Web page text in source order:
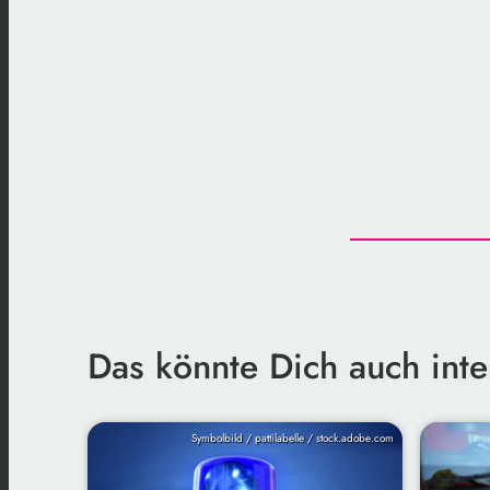
Das könnte Dich auch
Symbolbild / pattilabelle / stock.adobe.com